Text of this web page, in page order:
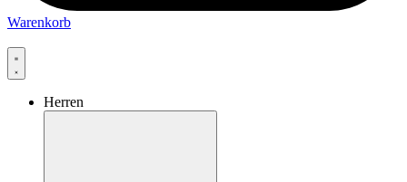
Warenkorb
Herren